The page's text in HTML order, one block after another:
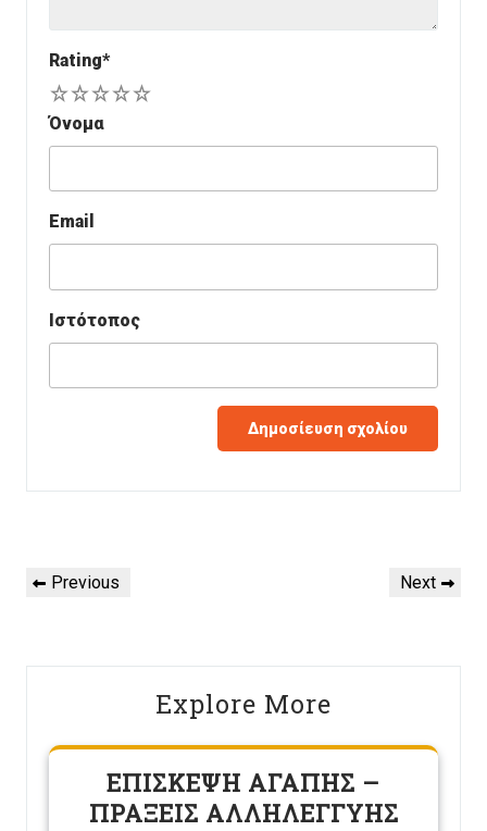
Rating*
5
4
3
2
Όνομα
Email
Ιστότοπος
Πλοήγηση
άρθρων
Previous
Previous
Next
Next
Explore More
ΕΠΙΣΚΕΨΗ ΑΓΑΠΗΣ –
ΠΡΑΞΕΙΣ ΑΛΛΗΛΕΓΓΥΗΣ